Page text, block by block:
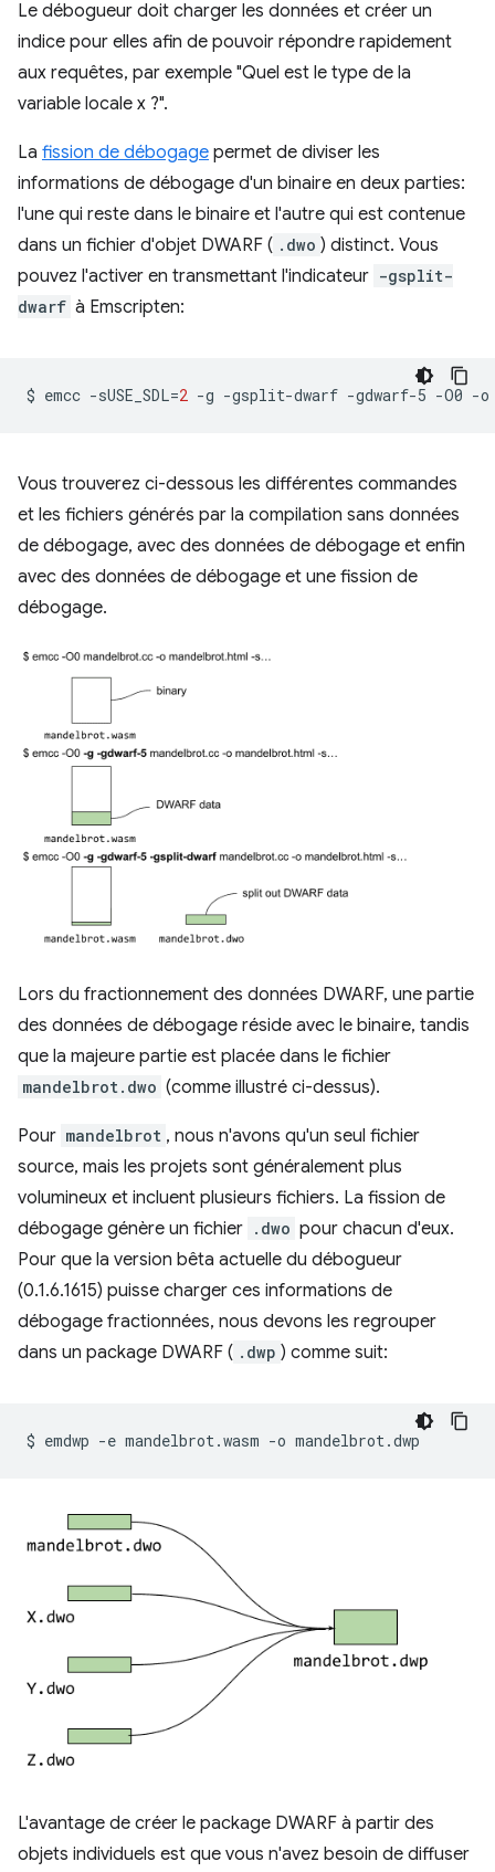
Le débogueur doit charger les données et créer un
indice pour elles afin de pouvoir répondre rapidement
aux requêtes, par exemple "Quel est le type de la
variable locale x ?".
La fission de débogage permet de diviser les
informations de débogage d'un binaire en deux parties:
l'une qui reste dans le binaire et l'autre qui est contenue
dans un fichier d'objet DWARF ( .dwo ) distinct. Vous
pouvez l'activer en transmettant l'indicateur -gsplit-
dwarf à Emscripten:
$ emcc -sUSE_SDL=2 -g -gsplit-dwarf -gdwarf-5 -O0 -o
Vous trouverez ci-dessous les différentes commandes
et les fichiers générés par la compilation sans données
de débogage, avec des données de débogage et enfin
avec des données de débogage et une fission de
débogage.
Lors du fractionnement des données DWARF, une partie
des données de débogage réside avec le binaire, tandis
que la majeure partie est placée dans le fichier
mandelbrot.dwo (comme illustré ci-dessus).
Pour mandelbrot , nous n'avons qu'un seul fichier
source, mais les projets sont généralement plus
volumineux et incluent plusieurs fichiers. La fission de
débogage génère un fichier .dwo pour chacun d'eux.
Pour que la version bêta actuelle du débogueur
(0.1.6.1615) puisse charger ces informations de
débogage fractionnées, nous devons les regrouper
dans un package DWARF ( .dwp ) comme suit:
$ emdwp -e mandelbrot.wasm -o
L'avantage de créer le package DWARF à partir des
objets individuels est que vous n'avez besoin de diffuser